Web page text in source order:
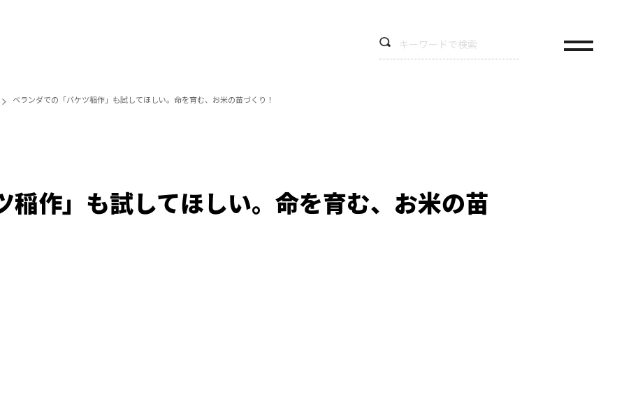
ベランダでの「バケツ稲作」も試してほしい。命を育む、お米の苗づくり！
稲作」も試してほしい。命を育む、お米の苗